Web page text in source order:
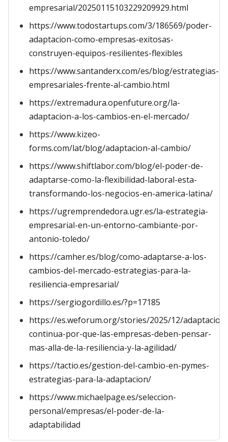
empresarial/20250115103229209929.html
https://www.todostartups.com/3/186569/poder-
adaptacion-como-empresas-exitosas-
construyen-equipos-resilientes-flexibles
https://www.santanderx.com/es/blog/estrategias-
empresariales-frente-al-cambio.html
https://extremadura.openfuture.org/la-
adaptacion-a-los-cambios-en-el-mercado/
https://www.kizeo-
forms.com/lat/blog/adaptacion-al-cambio/
https://www.shiftlabor.com/blog/el-poder-de-
adaptarse-como-la-flexibilidad-laboral-esta-
transformando-los-negocios-en-america-latina/
https://ugremprendedora.ugr.es/la-estrategia-
empresarial-en-un-entorno-cambiante-por-
antonio-toledo/
https://camher.es/blog/como-adaptarse-a-los-
cambios-del-mercado-estrategias-para-la-
resiliencia-empresarial/
https://sergiogordillo.es/?p=17185
https://es.weforum.org/stories/2025/12/adaptacion-
continua-por-que-las-empresas-deben-pensar-
mas-alla-de-la-resiliencia-y-la-agilidad/
https://tactio.es/gestion-del-cambio-en-pymes-
estrategias-para-la-adaptacion/
https://www.michaelpage.es/seleccion-
personal/empresas/el-poder-de-la-
adaptabilidad